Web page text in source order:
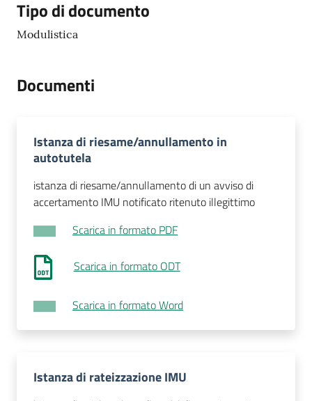
argomenti...
Seguici
su
Tipo di documento
Modulistica
Documenti
Istanza di riesame/annullamento in
autotutela
istanza di riesame/annullamento di un avviso di
accertamento IMU notificato ritenuto illegittimo
Scarica in formato PDF
Scarica in formato ODT
Scarica in formato Word
Istanza di rateizzazione IMU